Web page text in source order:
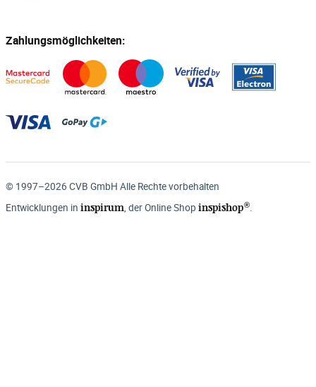
Zahlungsmöglichkeiten:
© 1997–2026 CVB GmbH Alle Rechte vorbehalten
Entwicklungen in inspirum, der Online Shop inspishop®.